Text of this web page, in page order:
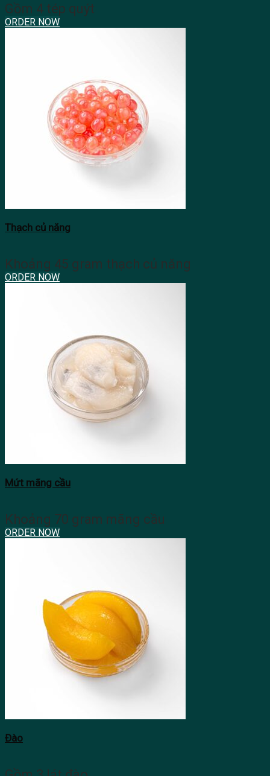
Gồm 4 tép quýt
ORDER NOW
Thạch củ năng
Khoảng 45 gram thạch củ năng
ORDER NOW
Mứt mãng cầu
Khoảng 70 gram mãng cầu
ORDER NOW
Đào